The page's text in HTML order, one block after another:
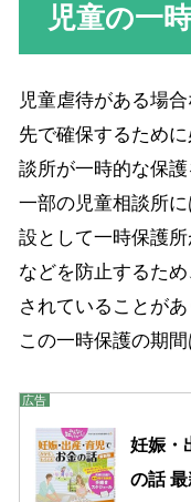
児童の一
児童虐待がある場
先で確保するため
談所が一時的な保護
一部の児童相談所
設として一時保護
などを防止するた
されていることがあ
この一時保護の期
妊娠・
の話